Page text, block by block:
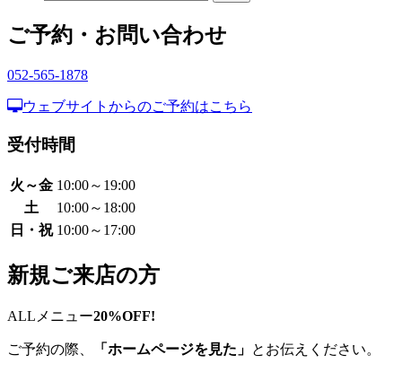
ご予約・お問い合わせ
052-565-1878
ウェブサイトからのご予約はこちら
受付時間
火～金 10:00～19:00
土
10:00～18:00
日・祝 10:00～17:00
新規ご来店の方
ALLメニュー20%OFF!
ご予約の際、 「ホームページを見た」 とお伝えください。